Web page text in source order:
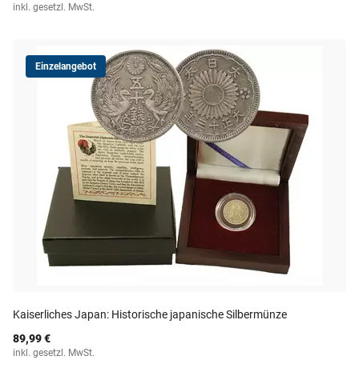
inkl. gesetzl. MwSt.
Einzelangebot
Kaiserliches Japan: Historische japanische Silbermünze
89,99 €
inkl. gesetzl. MwSt.